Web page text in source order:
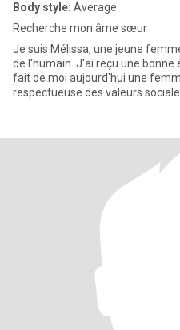
Body style: Average
Recherche mon âme sœur
Je suis Mélissa, une jeune
de l'humain. J'ai reçu une
fait de moi aujourd'hui une
respectueuse des valeurs